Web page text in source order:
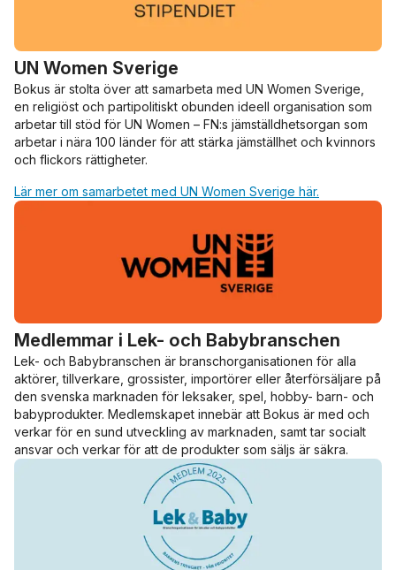
UN Women Sverige
Bokus är stolta över att samarbeta med UN Women Sverige,
en religiöst och partipolitiskt obunden ideell organisation som
arbetar till stöd för UN Women – FN:s jämställdhetsorgan som
arbetar i nära 100 länder för att stärka jämställhet och kvinnors
och flickors rättigheter.
Lär mer om samarbetet med UN Women Sverige här.
Medlemmar i Lek- och Babybranschen
Lek- och Babybranschen är branschorganisationen för alla
aktörer, tillverkare, grossister, importörer eller återförsäljare på
den svenska marknaden för leksaker, spel, hobby- barn- och
babyprodukter. Medlemskapet innebär att Bokus är med och
verkar för en sund utveckling av marknaden, samt tar socialt
ansvar och verkar för att de produkter som säljs är säkra.